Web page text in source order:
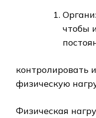
чтобы
контролировать
физическую
Физическая